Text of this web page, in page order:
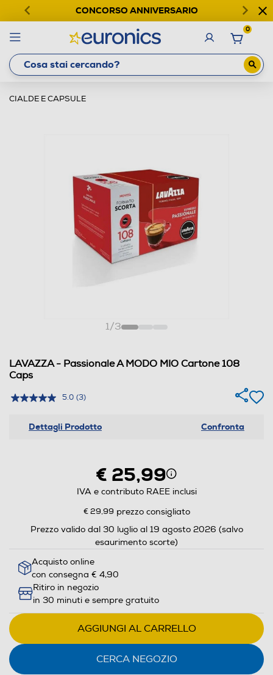
CONCORSO ANNIVERSARIO
0
CIALDE E CAPSULE
1/3
LAVAZZA - Passionale A MODO MIO Cartone 108
Caps
5.0 (3)
Dettagli Prodotto Confronta
€ 25,99
IVA e contributo RAEE inclusi
€ 29,99 prezzo consigliato
Prezzo valido dal 30 luglio al 19 agosto 2026 (salvo
esaurimento scorte)
Acquisto online
con consegna € 4,90
Ritiro in negozio
in 30 minuti e sempre gratuito
AGGIUNGI AL CARRELLO
CERCA NEGOZIO